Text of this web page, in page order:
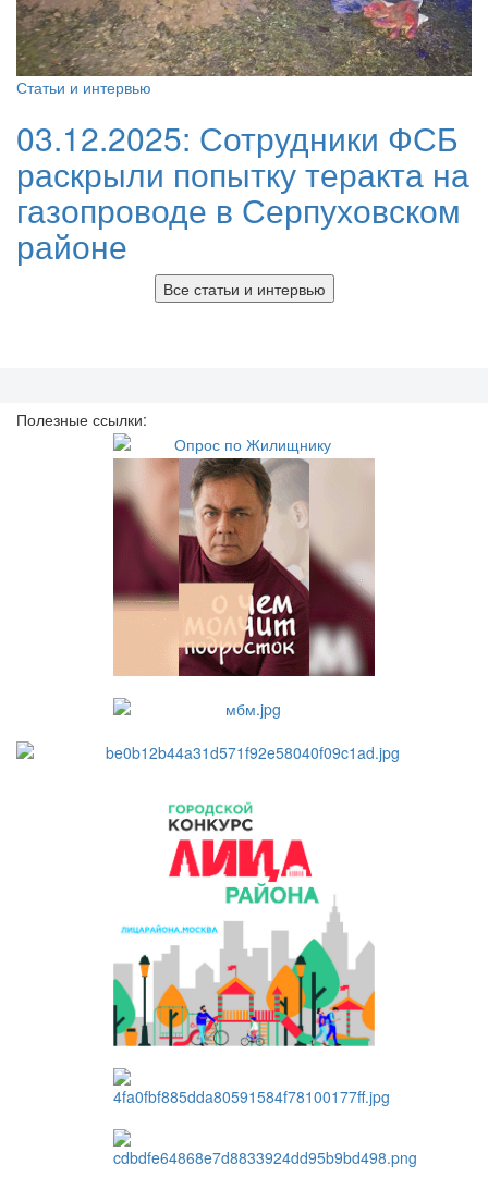
Статьи и интервью
03.12.2025: Сотрудники ФСБ
раскрыли попытку теракта на
газопроводе в Серпуховском
районе
Все статьи и интервью
Полезные ссылки: